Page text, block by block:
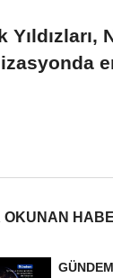
OKUNAN